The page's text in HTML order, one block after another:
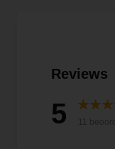
Reviews
5